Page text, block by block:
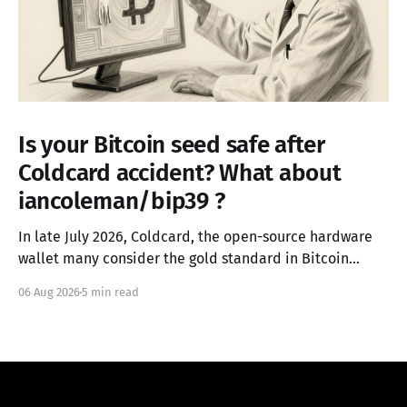
Is your Bitcoin seed safe after
Coldcard accident? What about
iancoleman/bip39 ?
In late July 2026, Coldcard, the open-source hardware
wallet many consider the gold standard in Bitcoin
integration error from March 2021 had silently replaced
06 Aug 20265 min read